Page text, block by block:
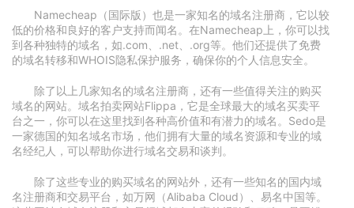
Namecheap（国际版）也是一家知名的域名注册商，它以较
低的价格和良好的客户支持而闻名。在Namecheap上，你可以找
到各种独特的域名，如.com、.net、.org等。他们还提供了免费
的域名转移和WHOIS隐私保护服务，确保你的个人信息安全。
除了以上几家知名的域名注册商，还有一些值得关注的购买
域名的网站。域名拍卖网站Flippa，它是全球最大的域名买卖平
台之一，你可以在这里找到各种高价值和有潜力的域名。Sedo是
一家德国的知名域名市场，他们拥有大量的域名资源和专业的域
名经纪人，可以帮助你进行域名交易和谈判。
除了这些专业的购买域名的网站外，还有一些知名的国内域
名注册商和交易平台，如万网（Alibaba Cloud）、易名中国等。